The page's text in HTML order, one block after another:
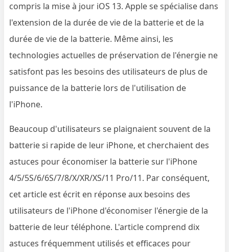
compris la mise à jour iOS 13. Apple se spécialise dans
l'extension de la durée de vie de la batterie et de la
durée de vie de la batterie. Même ainsi, les
technologies actuelles de préservation de l'énergie ne
satisfont pas les besoins des utilisateurs de plus de
puissance de la batterie lors de l'utilisation de
l'iPhone.
Beaucoup d'utilisateurs se plaignaient souvent de la
batterie si rapide de leur iPhone, et cherchaient des
astuces pour économiser la batterie sur l'iPhone
4/5/5S/6/6S/7/8/X/XR/XS/11 Pro/11. Par conséquent,
cet article est écrit en réponse aux besoins des
utilisateurs de l'iPhone d'économiser l'énergie de la
batterie de leur téléphone. L'article comprend dix
astuces fréquemment utilisés et efficaces pour